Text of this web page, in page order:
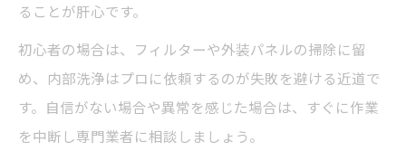
ることが肝心です。
初心者の場合は、フィルターや外装パネルの掃除に留
め、内部洗浄はプロに依頼するのが失敗を避ける近道で
す。自信がない場合や異常を感じた場合は、すぐに作業
を中断し専門業者に相談しましょう。